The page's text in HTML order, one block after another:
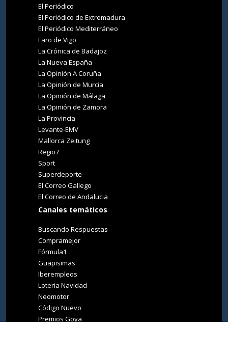
El Periódico
El Periódico de Extremadura
El Periódico Mediterráneo
Faro de Vigo
La Crónica de Badajoz
La Nueva España
La Opinión A Coruña
La Opinión de Murcia
La Opinión de Málaga
La Opinión de Zamora
La Provincia
Levante-EMV
Mallorca Zeitung
Regio7
Sport
Superdeporte
El Correo Gallego
El Correo de Andalucia
Canales temáticos
Buscando Respuestas
Compramejor
Fórmula1
Guapisimas
Iberempleos
Loteria Navidad
Neomotor
Código Nuevo
Premios Goya